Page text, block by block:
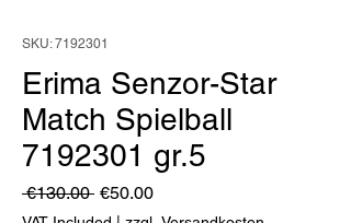
SKU: 7192301
Erima Senzor-Star
Match Spielball
7192301 gr.5
€130.00 Regular
Price
€50.00Sale
Price